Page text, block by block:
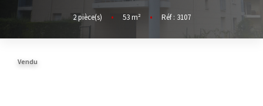
Espace Propriétaire
2pièce(s) • 53m² • Réf : 3107
Vendu